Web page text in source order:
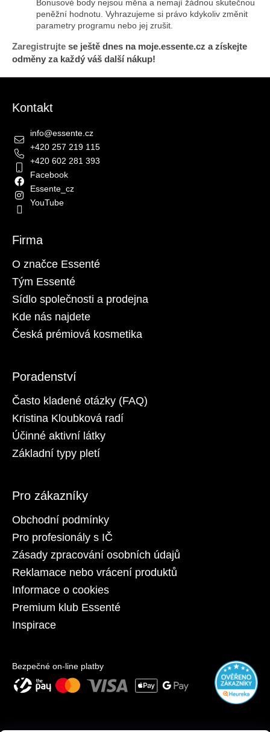
Bonusové body nejsou měna a nemají žádnou skutečnou
peněžní hodnotu. Vyhrazujeme si právo kdykoliv změnit
parametry programu nebo jej zrušit.
Zaregistrujte se ještě dnes na moje.essente.cz a získejte
odměny za každý váš další nákup!
Kontakt
info@essente.cz
+420 257 219 115
+420 602 281 393
Facebook
Essente_cz
YouTube
Firma
O značce Essenté
Tým Essenté
Sídlo společnosti a prodejna
Kde nás najdete
Česká prémiová kosmetika
Poradenství
Často kladené otázky (FAQ)
Kristina Kloubková radí
Účinné aktivní látky
Základní typy pletí
Pro zákazníky
Obchodní podmínky
Pro profesionály s IČ
Zásady zpracování osobních údajů
Reklamace nebo vrácení produktů
Informace o cookies
Premium klub Essenté
Inspirace
Bezpečné on-line platby